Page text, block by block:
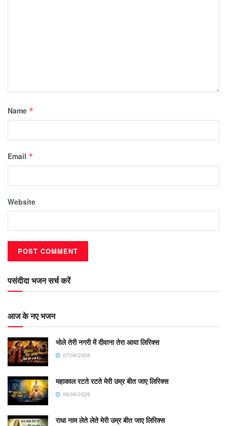
Name *
Email *
Website
पसंदीदा भजन सर्च करें
आज के नए भजन
भोले तेरी नगरी में दीवाना तेरा आया लिरिक्स
07/08/2026
महाकाल रटते रटते मेरी उम्र बीत जाए लिरिक्स
06/08/2026
राधा नाम लेते लेते मेरी उम्र बीत जाए लिरिक्स